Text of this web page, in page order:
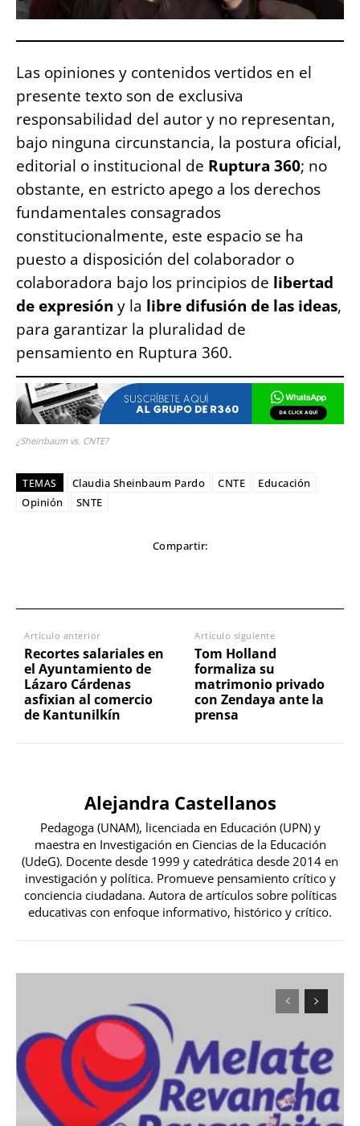
Las opiniones y contenidos vertidos en el
presente texto son de exclusiva
responsabilidad del autor y no representan,
bajo ninguna circunstancia, la postura oficial,
editorial o institucional de Ruptura 360; no
obstante, en estricto apego a los derechos
fundamentales consagrados
constitucionalmente, este espacio se ha
puesto a disposición del colaborador o
colaboradora bajo los principios de libertad
de expresión y la libre difusión de las ideas,
para garantizar la pluralidad de
pensamiento en Ruptura 360.
¿Sheinbaum vs. CNTE?
TEMAS Claudia Sheinbaum Pardo CNTE
Educación
Opinión
SNTE
Compartir:
Artículo anterior
Recortes salariales en
el Ayuntamiento de
Lázaro Cárdenas
asfixian al comercio
de Kantunilkín
Artículo siguiente
Tom Holland
formaliza su
matrimonio privado
con Zendaya ante la
prensa
Alejandra Castellanos
Pedagoga (UNAM), licenciada en Educación (UPN) y
maestra en Investigación en Ciencias de la Educación
(UdeG). Docente desde 1999 y catedrática desde 2014 en
investigación y política. Promueve pensamiento crítico y
conciencia ciudadana. Autora de artículos sobre políticas
educativas con enfoque informativo, histórico y crítico.